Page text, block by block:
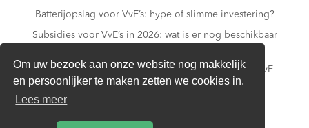
Om uw bezoek aan onze website nog makkelijk
en persoonlijker te maken zetten we cookies in.
Lees meer
Batterijopslag voor VvE’s: hype of slimme investering?
Subsidies voor VvE’s in 2026: wat is er nog beschikbaar
Slim laden in parkeergarages: hoe voorkomt een VvE
overbelasting van de installatie?
Van gas naar all-electric: is dat realistisch voor een